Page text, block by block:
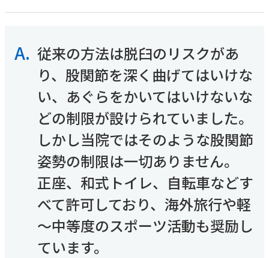
〒230-0062 横浜市鶴見区豊岡町21-1
TEL：045-581-1417（代表）
交通アクセスはこちら
診療予約
TEL：045-581-1417
電話受付時間
月~金 8：30-17：00土 8：30-12：00
乳腺外科
内視鏡検査
麻酔科
睡眠時無呼吸症候群
（SAS）外来
リハビリテーション科
医師採用
事務職その他採用
よくあるご質問
お知らせ
医療関係者の方へ
厚生労働省大臣が定める掲示事項
患者さんの権利と義務
取材・撮影ご希望の方へ
A. 従来の方法は脱臼のリスクがあ
り、股関節を深く曲げてはいけな
い、あぐらをかいてはいけないな
どの制限が設けられていました。
しかし当院ではそのような股関節
姿勢の制限は一切ありません。
正座、和式トイレ、自転車などす
べて許可しており、海外旅行や軽
～中等度のスポーツ活動も奨励し
ています。